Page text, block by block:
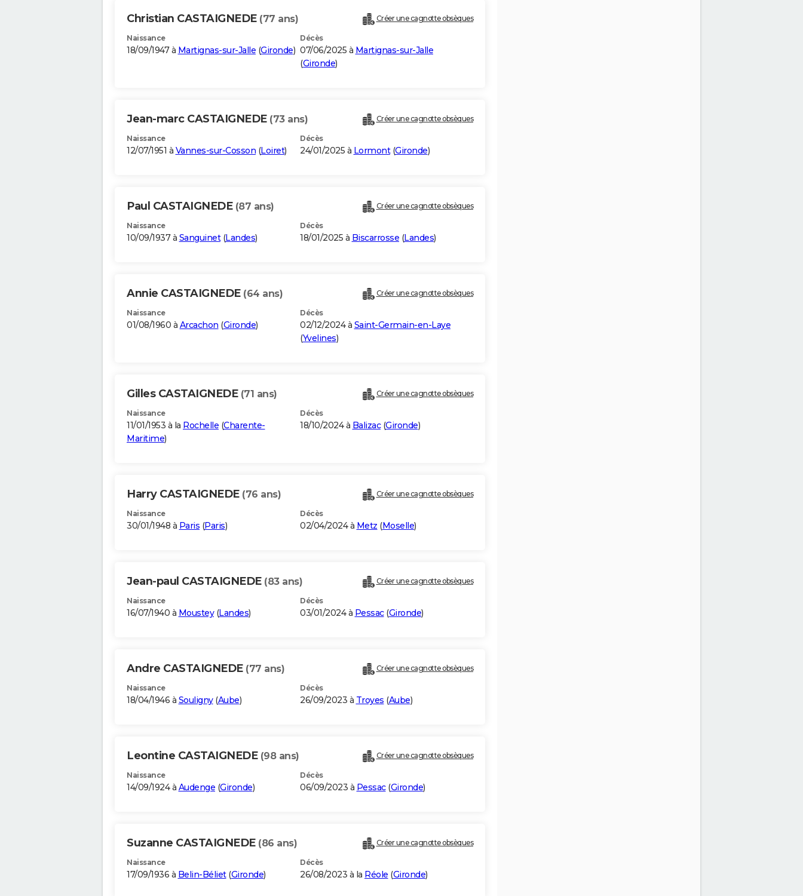
Christian CASTAIGNEDE (77 ans) Créer une cagnotte obsèques
Naissance
18/09/1947 à Martignas-sur-Jalle (Gironde)
Décès
07/06/2025 à Martignas-sur-Jalle
(Gironde)
Jean-marc CASTAIGNEDE (73 ans) Créer une cagnotte obsèques
Naissance
12/07/1951 à Vannes-sur-Cosson (Loiret)
Décès
24/01/2025 à Lormont(Gironde)
Paul CASTAIGNEDE (87 ans) Créer une cagnotte obsèques
Naissance
10/09/1937 à Sanguinet(Landes)
Décès
18/01/2025 à Biscarrosse (Landes)
Annie CASTAIGNEDE (64 ans) Créer une cagnotte obsèques
Naissance
01/08/1960 à Arcachon (Gironde)
Décès
02/12/2024 à Saint-Germain-en-Laye
(Yvelines)
Gilles CASTAIGNEDE (71 ans) Créer une cagnotte obsèques
Naissance
11/01/1953 à la Rochelle (Charente-
Maritime)
Décès
18/10/2024 à Balizac(Gironde)
Harry CASTAIGNEDE (76 ans) Créer une cagnotte obsèques
Naissance
30/01/1948 à Paris (Paris)
Décès
02/04/2024 à Metz (Moselle)
Jean-paul CASTAIGNEDE (83 ans) Créer une cagnotte obsèques
Naissance
16/07/1940 à Moustey(Landes)
Décès
03/01/2024 à Pessac(Gironde)
Andre CASTAIGNEDE (77 ans) Créer une cagnotte obsèques
Naissance
18/04/1946 à Souligny(Aube)
Décès
26/09/2023 à Troyes (Aube)
Leontine CASTAIGNEDE (98 ans) Créer une cagnotte obsèques
Naissance
14/09/1924 à Audenge (Gironde)
Décès
06/09/2023 à Pessac(Gironde)
Suzanne CASTAIGNEDE (86 ans) Créer une cagnotte obsèques
Naissance
17/09/1936 à Belin-Béliet(Gironde)
Décès
26/08/2023 à la Réole (Gironde)